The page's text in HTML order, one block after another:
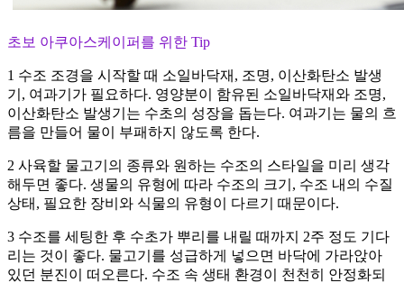
초보 아쿠아스케이퍼를 위한 Tip
1 수조 조경을 시작할 때 소일바닥재, 조명, 이산화탄소 발생
기, 여과기가 필요하다. 영양분이 함유된 소일바닥재와 조명,
이산화탄소 발생기는 수초의 성장을 돕는다. 여과기는 물의 흐
름을 만들어 물이 부패하지 않도록 한다.
2 사육할 물고기의 종류와 원하는 수조의 스타일을 미리 생각
해두면 좋다. 생물의 유형에 따라 수조의 크기, 수조 내의 수질
상태, 필요한 장비와 식물의 유형이 다르기 때문이다.
3 수조를 세팅한 후 수초가 뿌리를 내릴 때까지 2주 정도 기다
리는 것이 좋다. 물고기를 성급하게 넣으면 바닥에 가라앉아
있던 분진이 떠오른다. 수조 속 생태 환경이 천천히 안정화되